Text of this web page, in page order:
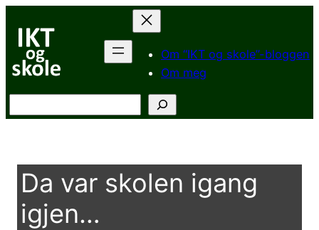
innhold
Om “IKT og skole”-bloggen
Om meg
Da var skolen igang
igjen…